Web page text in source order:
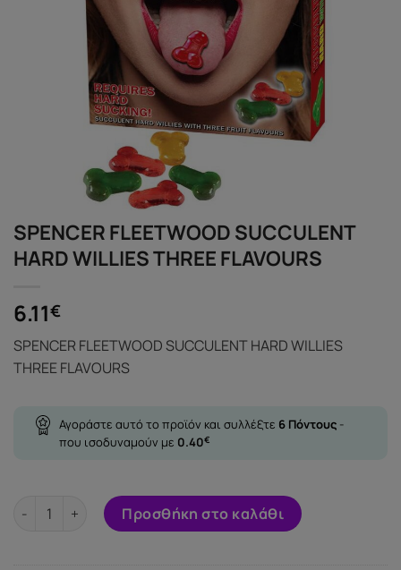
SPENCER FLEETWOOD SUCCULENT
HARD WILLIES THREE FLAVOURS
6.11€
SPENCER FLEETWOOD SUCCULENT HARD WILLIES
THREE FLAVOURS
Αγοράστε αυτό το προϊόν και συλλέξτε 6 Πόντους -
που ισοδυναμούν με 0.40€
SPENCER FLEETWOOD SUCCULENT HARD WILLIES THREE
Προσθήκη στο καλάθι